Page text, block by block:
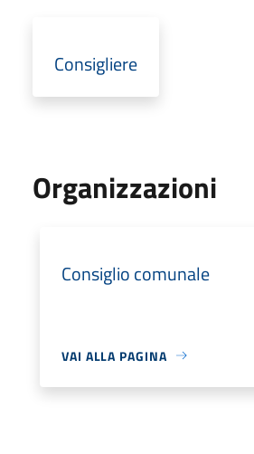
Consigliere
Organizzazioni
Consiglio comunale
VAI ALLA PAGINA